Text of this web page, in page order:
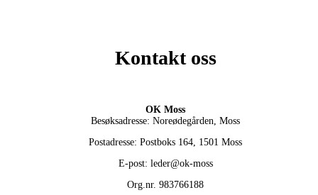
Kontakt oss
OK Moss
Besøksadresse: Noreødegården, Moss
Postadresse: Postboks 164, 1501 Moss
E-post: leder@ok-moss
Org.nr. 983766188